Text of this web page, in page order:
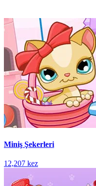
Miniş Şekerleri
12,207 kez